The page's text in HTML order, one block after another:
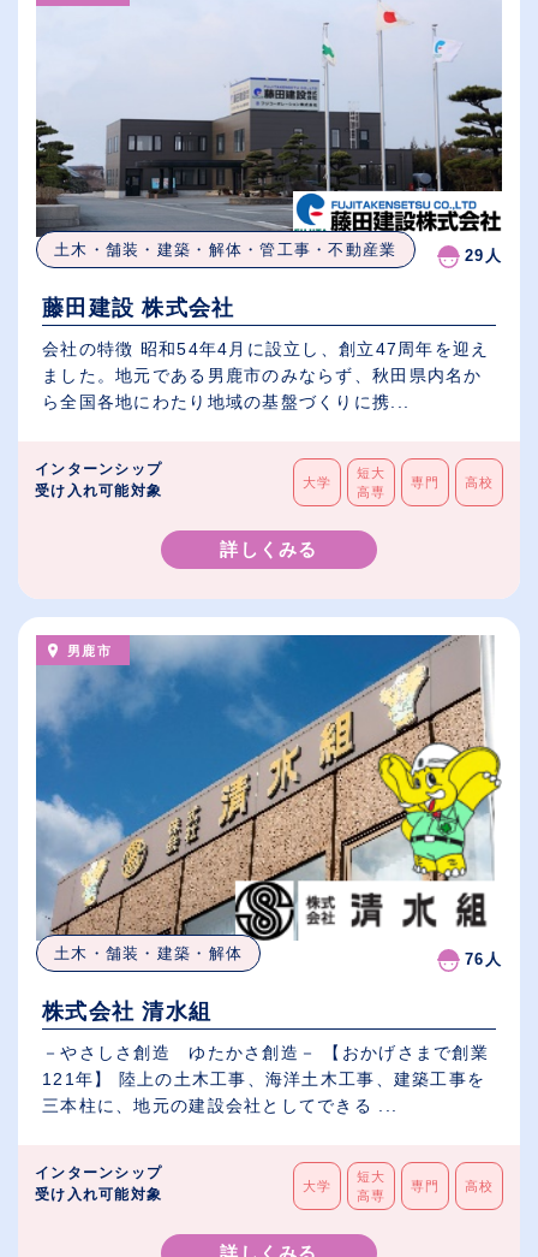
土木・舗装・建築・解体・管工事・不動産業 29人
藤田建設 株式会社
会社の特徴 昭和54年4月に設立し、創立47周年を迎え
ました。地元である男鹿市のみならず、秋田県内名か
ら全国各地にわたり地域の基盤づくりに携...
インターンシップ
受け入れ可能対象
大学
短大
高専
専門 高校
詳しくみる
男鹿市
土木・舗装・建築・解体 76人
株式会社 清水組
－やさしさ創造 ゆたかさ創造－ 【おかげさまで創業
121年】 陸上の土木工事、海洋土木工事、建築工事を
三本柱に、地元の建設会社としてできる ...
インターンシップ
受け入れ可能対象
大学
短大
高専
専門 高校